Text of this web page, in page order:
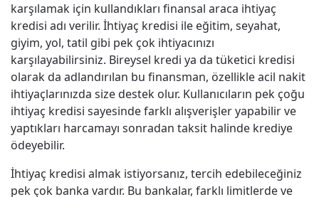
karşılamak için kullandıkları finansal araca ihtiyaç
kredisi adı verilir. İhtiyaç kredisi ile eğitim, seyahat,
giyim, yol, tatil gibi pek çok ihtiyacınızı
karşılayabilirsiniz. Bireysel kredi ya da tüketici kredisi
olarak da adlandırılan bu finansman, özellikle acil nakit
ihtiyaçlarınızda size destek olur. Kullanıcıların pek çoğu
ihtiyaç kredisi sayesinde farklı alışverişler yapabilir ve
yaptıkları harcamayı sonradan taksit halinde krediye
ödeyebilir.
İhtiyaç kredisi almak istiyorsanız, tercih edebileceğiniz
pek çok banka vardır. Bu bankalar, farklı limitlerde ve